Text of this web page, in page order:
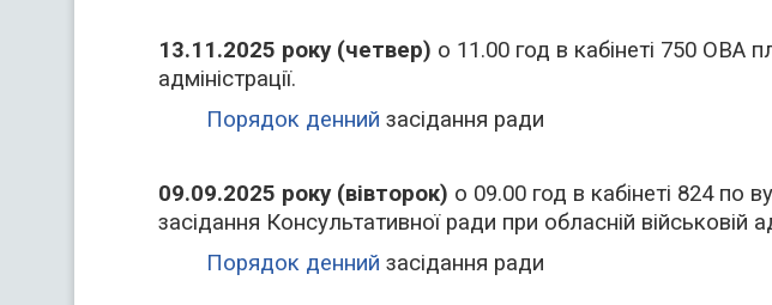
13.11.2025 року (четвер) о 11.00 год в кабінеті 750 ОВА
адміністрації.
Порядок денний засідання ради
09.09.2025 року (вівторок) о 09.00 год в кабінеті 824 по
засідання Консультативної ради при обласній військовій
Порядок денний засідання ради